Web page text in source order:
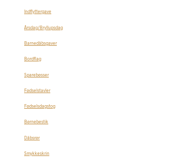
Indflyttergave
Årsdag/Bryllupsdag
Barnedåbsgaver
Bordflag
Sparebøsser
Fødselstavler
Fødselsdagstog
Børnebestik
Dåbsrør
Smykkeskrin